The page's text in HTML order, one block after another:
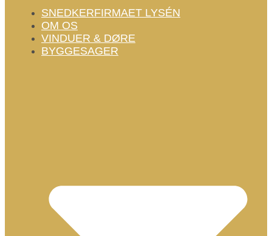
SNEDKERFIRMAET LYSÉN
OM OS
VINDUER & DØRE
BYGGESAGER